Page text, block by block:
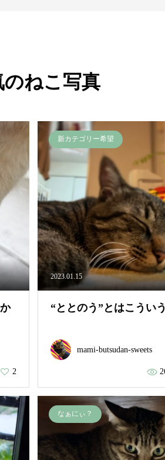
のねこ写真
2
2023.01.15
新カテゴリー希望
“ととのう”とはこうい
mami-butsudan-sweets
なぁにぃ？